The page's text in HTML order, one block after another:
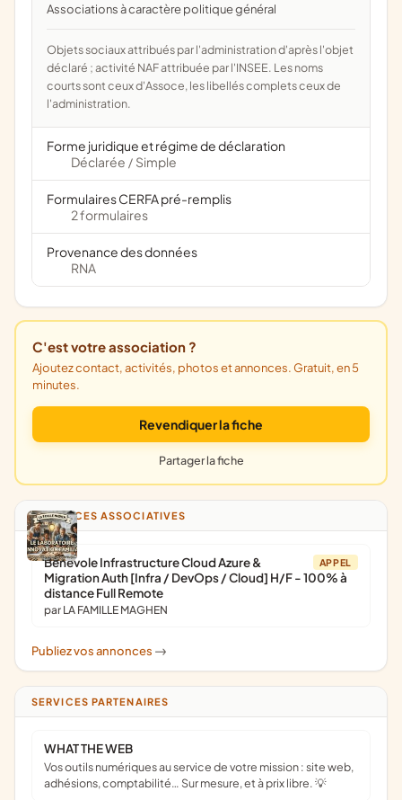
associations à caractère politique général
Objets sociaux attribués par l'administration d'après l'objet
déclaré ; activité NAF attribuée par l'INSEE. Les noms
courts sont ceux d'Assoce, les libellés complets ceux de
l'administration.
Forme juridique et régime de déclaration
Déclarée / Simple
Formulaires CERFA pré-remplis
2 formulaires
Provenance des données
RNA
C'est votre association ?
Ajoutez contact, activités, photos et annonces. Gratuit, en 5
minutes.
Revendiquer la fiche
Partager la fiche
ANNONCES ASSOCIATIVES
APPEL
Bénévole Infrastructure Cloud Azure &
Migration Auth [Infra / DevOps / Cloud] H/F - 100% à
distance Full Remote
par LA FAMILLE MAGHEN
Publiez vos annonces ->
SERVICES PARTENAIRES
WHAT THE WEB
Vos outils numériques au service de votre mission : site web,
adhésions, comptabilité… Sur mesure, et à prix libre. 💡